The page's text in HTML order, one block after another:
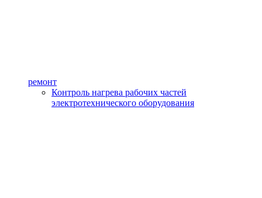
ремонт
Контроль нагрева рабочих частей
электротехнического оборудования